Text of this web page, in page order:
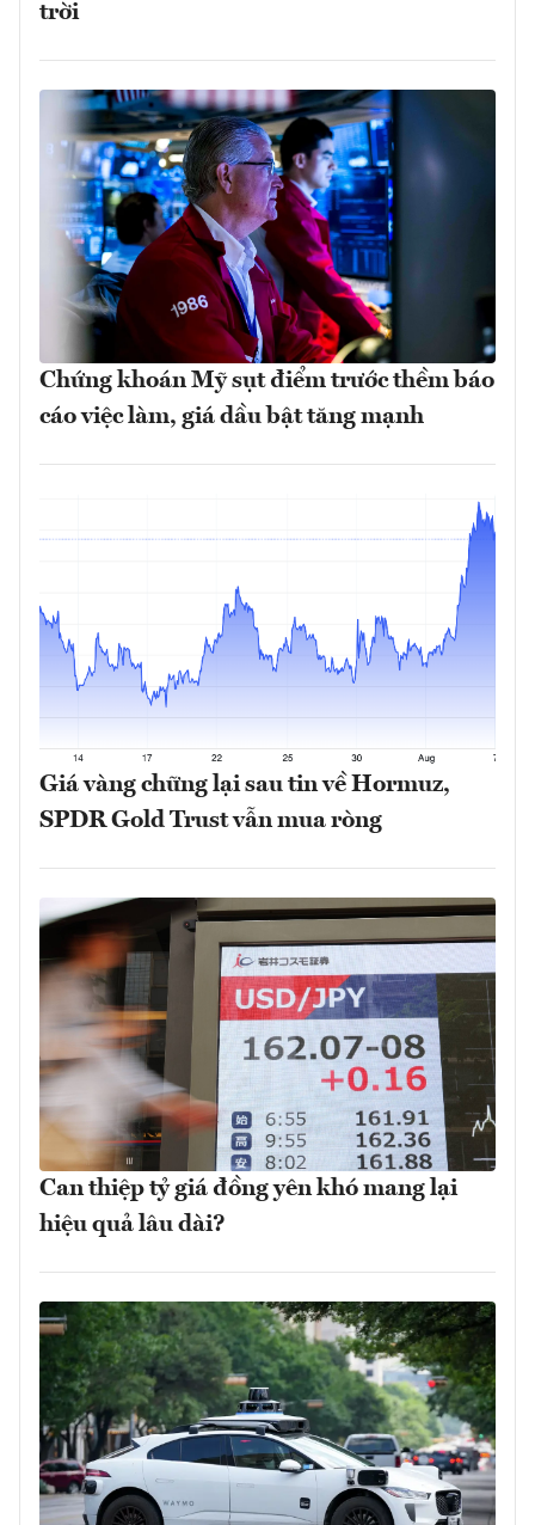
trời
Chứng khoán Mỹ sụt điểm trước thềm báo
cáo việc làm, giá dầu bật tăng mạnh
Giá vàng chững lại sau tin về Hormuz,
SPDR Gold Trust vẫn mua ròng
Can thiệp tỷ giá đồng yên khó mang lại
hiệu quả lâu dài?